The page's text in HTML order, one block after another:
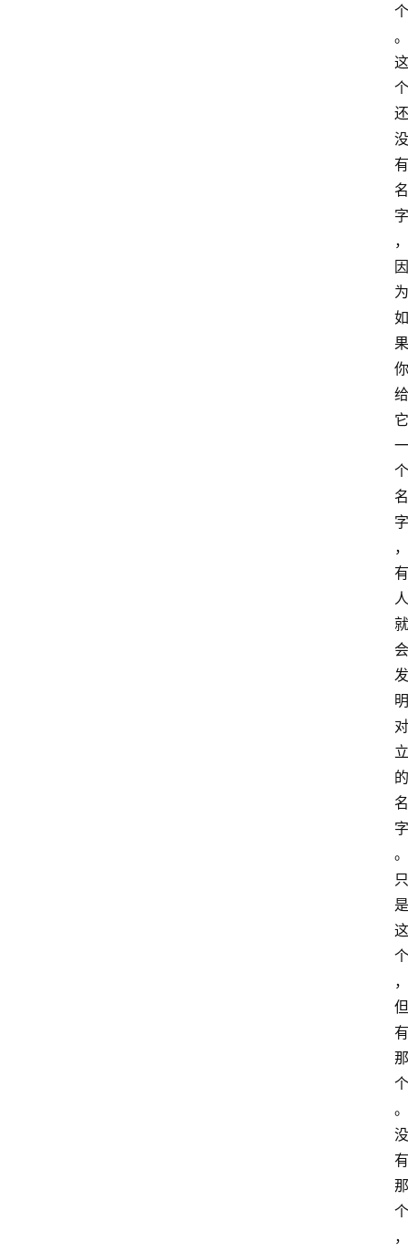
个
。
这
个
还
没
有
名
字
，
因
为
如
果
你
给
它
一
个
名
字
，
有
人
就
会
发
明
对
立
的
名
字
。
只
是
这
个
，
但
有
那
个
。
没
有
那
个
，